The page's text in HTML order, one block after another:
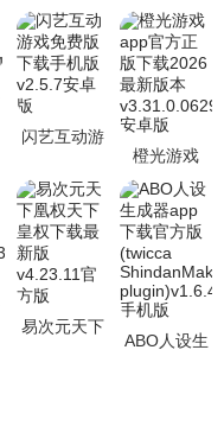
闪艺互动游
载手机版
v2.5.7安卓
版
橙光游戏
app官方正
版下载2026
最新版本
v3.31
易次元天下
ABO人设生